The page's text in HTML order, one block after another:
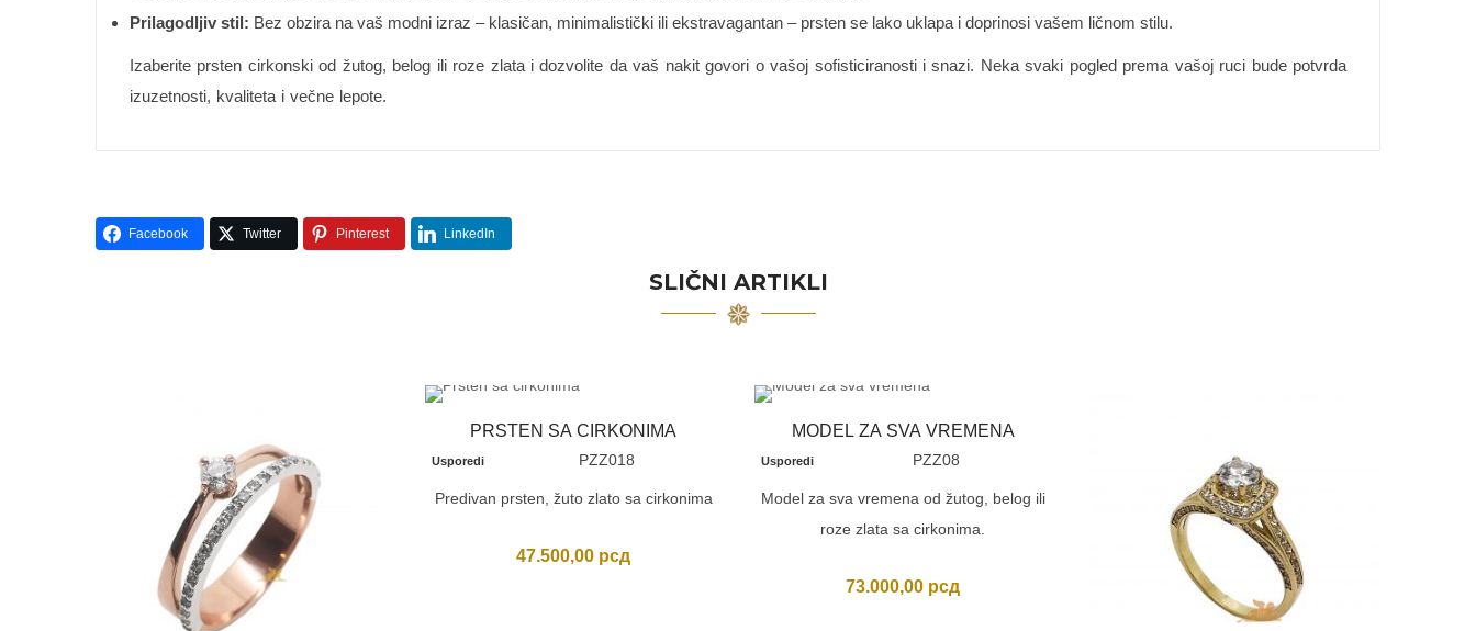
Prilagodljiv stil: Bez obzira na vaš modni izraz – klasičan, minimalistički ili ekstravagantan – prsten se lako uklapa i doprinosi vašem ličnom stilu.
Izaberite prsten cirkonski od žutog, belog ili roze zlata i dozvolite da vaš nakit govori o vašoj sofisticiranosti i snazi. Neka svaki pogled prema vašoj ruci bude potvrda
izuzetnosti, kvaliteta i večne lepote.
Facebook Twitter Pinterest LinkedIn
SLIČNI ARTIKLI
PRSTEN SA CIRKONIMA
Usporedi PZZ018
Predivan prsten, žuto zlato sa cirkonima
47.500,00 рсд
MODEL ZA SVA VREMENA
Usporedi PZZ08
Model za sva vremena od žutog, belog ili
roze zlata sa cirkonima.
73.000,00 рсд